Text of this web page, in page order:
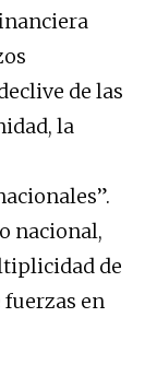
de las
la
nacional,
de
en